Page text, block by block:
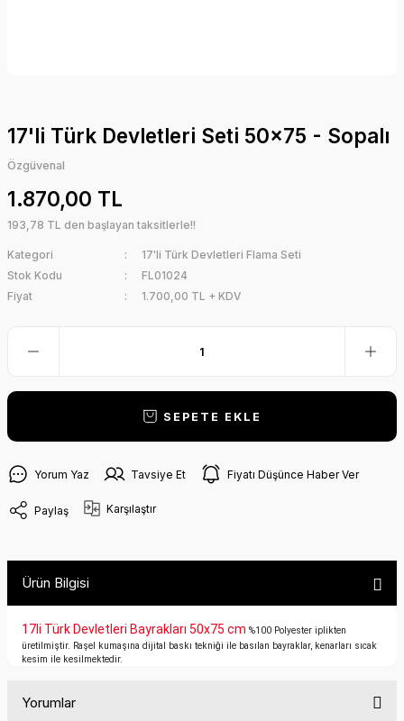
17'li Türk Devletleri Seti 50x75 - Sopalı
Özgüvenal
1.870,00 TL
193,78 TL den başlayan taksitlerle!!
Kategori
17'li Türk Devletleri Flama Seti
Stok Kodu
FL01024
Fiyat
1.700,00 TL + KDV
SEPETE EKLE
Yorum Yaz Tavsiye Et Fiyatı Düşünce Haber Ver
Paylaş Karşılaştır
Ürün Bilgisi
17li Türk Devletleri Bayrakları 50x75 cm %100 Polyester iplikten
üretilmiştir. Raşel kumaşına dijital baskı tekniği ile basılan bayraklar, kenarları sıcak
kesim ile kesilmektedir.
Yorumlar